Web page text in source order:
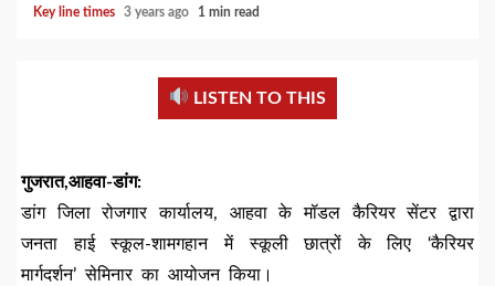
Key line times 3 years ago 1 min read
LISTEN TO THIS
गुजरात,आहवा-डांग:
डांग जिला रोजगार कार्यालय, आहवा के मॉडल कैरियर सेंटर द्वारा
जनता हाई स्कूल-शामगहान में स्कूली छात्रों के लिए ‘कैरियर
मार्गदर्शन’ सेमिनार का आयोजन किया।